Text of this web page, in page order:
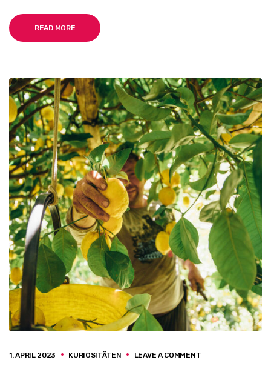
A
N
T
I
K
E
N
S
E
E
R
E
P
U
B
L
I
K
E
N
READ MORE
1. APRIL 2023 KURIOSITÄTEN LEAVE A COMMENTO